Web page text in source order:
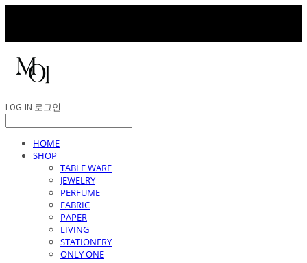
LOG IN 로그인
HOME
SHOP
TABLE WARE
JEWELRY
PERFUME
FABRIC
PAPER
LIVING
STATIONERY
ONLY ONE